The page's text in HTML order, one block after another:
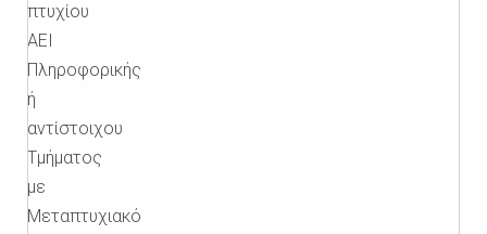
πτυχίου
ΑΕΙ
Πληροφορικής
ή
αντίστοιχου
Τμήματος
με
Μεταπτυχιακό